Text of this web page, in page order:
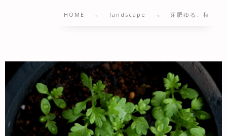
HOME landscape 芽肥ゆる、秋